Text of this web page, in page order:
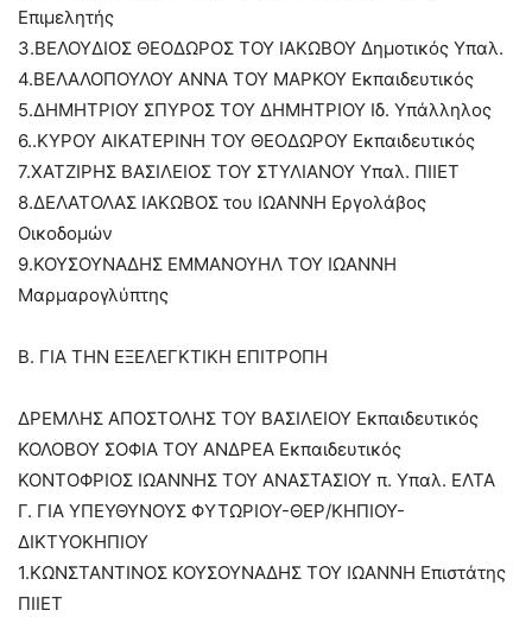
Επιμελητής
3.ΒΕΛΟΥΔΙΟΣ ΘΕΟΔΩΡΟΣ ΤΟΥ ΙΑΚΩΒΟΥ Δημοτικός Υπαλ.
4.ΒΕΛΑΛΟΠΟΥΛΟΥ ΑΝΝΑ ΤΟΥ ΜΑΡΚΟΥ Εκπαιδευτικός
5.ΔΗΜΗΤΡΙΟΥ ΣΠΥΡΟΣ ΤΟΥ ΔΗΜΗΤΡΙΟΥ Ιδ. Υπάλληλος
6..ΚΥΡΟΥ ΑΙΚΑΤΕΡΙΝΗ ΤΟΥ ΘΕΟΔΩΡΟΥ Εκπαιδευτικός
7.ΧΑΤΖΙΡΗΣ ΒΑΣΙΛΕΙΟΣ ΤΟΥ ΣΤΥΛΙΑΝΟΥ Υπαλ. ΠΙΙΕΤ
8.ΔΕΛΑΤΟΛΑΣ ΙΑΚΩΒΟΣ του ΙΩΑΝΝΗ Εργολάβος
Οικοδομών
9.ΚΟΥΣΟΥΝΑΔΗΣ ΕΜΜΑΝΟΥΗΛ ΤΟΥ ΙΩΑΝΝΗ
Μαρμαρογλύπτης
Β. ΓΙΑ ΤΗΝ ΕΞΕΛΕΓΚΤΙΚΗ ΕΠΙΤΡΟΠΗ
ΔΡΕΜΛΗΣ ΑΠΟΣΤΟΛΗΣ ΤΟΥ ΒΑΣΙΛΕΙΟΥ Εκπαιδευτικός
ΚΟΛΟΒΟΥ ΣΟΦΙΑ ΤΟΥ ΑΝΔΡΕΑ Εκπαιδευτικός
ΚΟΝΤΟΦΡΙΟΣ ΙΩΑΝΝΗΣ ΤΟΥ ΑΝΑΣΤΑΣΙΟΥ π. Υπαλ. ΕΛΤΑ
Γ. ΓΙΑ ΥΠΕΥΘΥΝΟΥΣ ΦΥΤΩΡΙΟΥ-ΘΕΡ/ΚΗΠΙΟΥ-
ΔΙΚΤΥΟΚΗΠΙΟΥ
1.ΚΩΝΣΤΑΝΤΙΝΟΣ ΚΟΥΣΟΥΝΑΔΗΣ ΤΟΥ ΙΩΑΝΝΗ Επιστάτης
ΠΙΙΕΤ